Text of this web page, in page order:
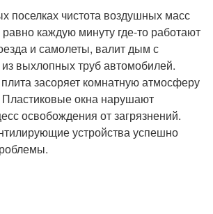
поселках чистота воздушных масс
каждую минуту где-то работают
и самолеты, валит дым с
из выхлопных труб автомобилей.
засоряет комнатную атмосферу
окна нарушают
освобождения от загрязнений.
устройства успешно